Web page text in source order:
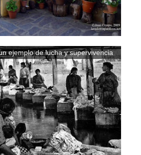
ejemplo de lucha y supervivencia